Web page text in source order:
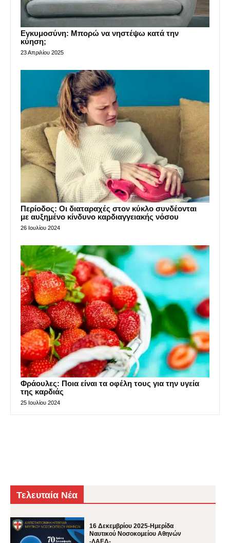
Εγκυμοσύνη: Μπορώ να νηστέψω κατά την
κύηση;
23 Απριλίου 2025
Περίοδος: Οι διαταραχές στον κύκλο συνδέονται
με αυξημένο κίνδυνο καρδιαγγειακής νόσου
26 Ιουλίου 2024
Φράουλες: Ποια είναι τα οφέλη τους για την υγεία
της καρδιάς
25 Ιουλίου 2024
Τελευταία Νέα
16 Δεκεμβρίου 2025-Ημερίδα
Ναυτικού Νοσοκομείου Αθηνών
-ΛΑΕΔ-